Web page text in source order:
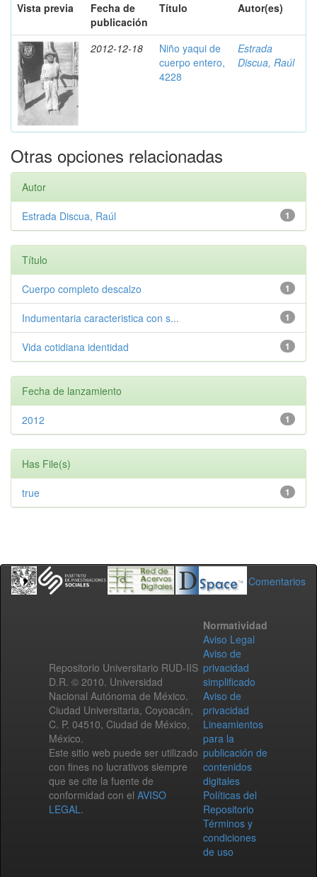
Vista previa
Fecha de
publicación
Título Autor(es)
2012-12-18
Niño yaqui de
cuerpo entero,
4228
Estrada
Discua, Raúl
Otras opciones relacionadas
Autor
1
Estrada Discua, Raúl
Título
1
Cuerpo completo descalzo
1
Indumentaria caracteristica con s...
1
Vida cotidiana identidad
Fecha de lanzamiento
1
2012
Has File(s)
1
true
Comentarios
Repositorio Universitario RUD-IIS
D.R. © 2010. Universidad
Nacional Autónoma de México.
Ciudad Universitaria, Coyoacán,
C. P. 04510, Ciudad de México,
México.
Este sitio web puede ser utilizado
con fines no lucrativos siempre
que se cite la fuente de
conformidad con el AVISO
LEGAL.
Normatividad
Aviso Legal
Aviso de
privacidad
simplificado
Aviso de
privacidad
Lineamientos
para la
publicación de
contenidos
digitales
Políticas del
Repositorio
Términos y
condiciones
de uso